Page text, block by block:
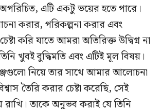
এটি একটু ভয়ের হতে পারে।
করার, পরিকল্পনা করার এবং
করি যাতে আমরা অতিরিক্ত উদ্বিগ্ন না
খুবই বুদ্ধিমতি এবং এটিই মূল বিষয়।
নিয়ে তার সাথে আমার আলোচনা
তৈরি করার চেষ্টা করেছি, সেই
রাখি। তাকে অনুভব করাই যে তিনি